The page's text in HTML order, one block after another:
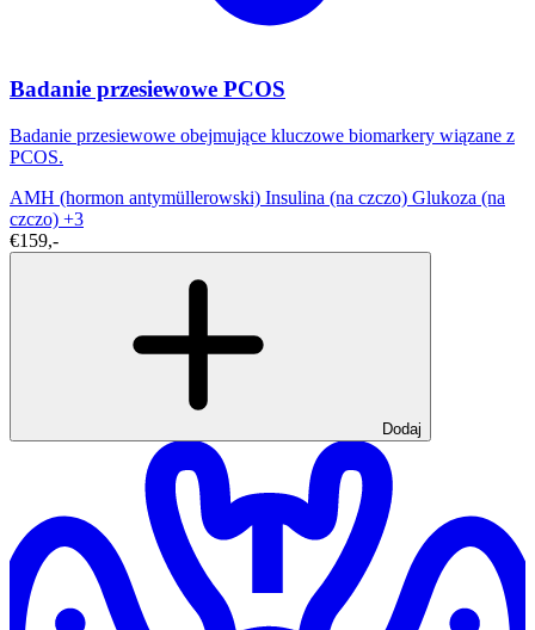
Badanie przesiewowe PCOS
Badanie przesiewowe obejmujące kluczowe biomarkery wiązane z
PCOS.
AMH (hormon antymüllerowski) Insulina (na czczo) Glukoza (na
czczo) +3
€159,-
Dodaj